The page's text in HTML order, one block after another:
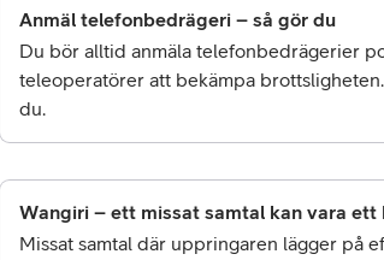
Anmäl telefonbedrägeri – så gör du
Du bör alltid anmäla telefonbedrägerier
teleoperatörer att bekämpa
du.
Wangiri – ett missat samtal kan vara ett
Missat samtal där uppringaren lägger på